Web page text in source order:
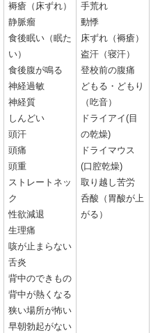
褥瘡（床ずれ）
静脈瘤
食後眠い（眠た
い）
食後腹が鳴る
神経過敏
神経質
しんどい
頭汗
頭痛
頭重
ストレートネッ
ク
性欲減退
生理痛
咳が止まらない
舌炎
背中のできもの
背中が熱くなる
狭い場所が怖い
早朝勃起がない
手荒れ
動悸
床ずれ（褥瘡）
盗汗（寝汗）
登校前の腹痛
どもる・どもり
（吃音）
ドライアイ(目
の乾燥)
ドライマウス
(口腔乾燥)
取り越し苦労
呑酸（胃酸が上
がる）